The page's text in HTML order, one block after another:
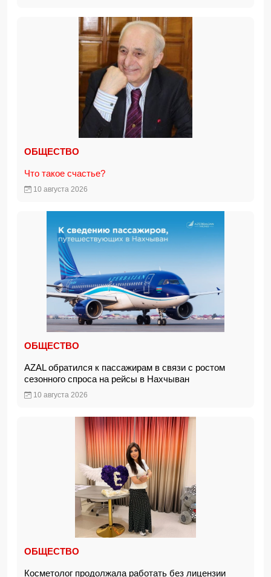
ОБЩЕСТВО
Что такое счастье?
10 августа 2026
ОБЩЕСТВО
AZAL обратился к пассажирам в связи с ростом
сезонного спроса на рейсы в Нахчыван
10 августа 2026
ОБЩЕСТВО
Косметолог продолжала работать без лицензии